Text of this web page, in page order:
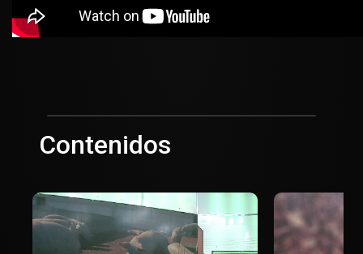
Contenidos